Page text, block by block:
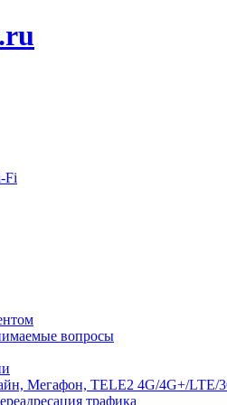
Fi
вопросы
Мегафон, TELE2 4G/4G+/LTE/
трафика